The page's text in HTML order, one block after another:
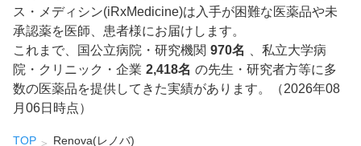
ス・メディシン(iRxMedicine)は入手が困難な医薬品や未
承認薬を医師、患者様にお届けします。
これまで、国公立病院・研究機関 970名
、私立大学病
院・クリニック・企業 2,418名 の先生・研究者方等に多
数の医薬品を提供してきた実績があります。（2026年08
月06日時点）
TOP Renova(レノバ)